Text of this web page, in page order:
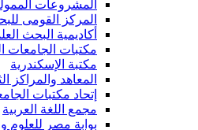
المشروعات
المركز القومى
أكاديمية البحث
مكتبات الجامعات
مكتبة الإسكندرية
المعاهد والمراكز
إتحاد مكتبات
مجمع اللغة العربية
بوابة مصر للعلوم